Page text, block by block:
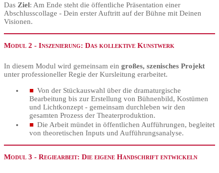
Das Ziel: Am Ende steht die öffentliche Präsentation einer
Abschlusscollage - Dein erster Auftritt auf der Bühne mit Deinen
Visionen.
Modul 2 - Inszenierung: Das kollektive Kunstwerk
In diesem Modul wird gemeinsam ein großes, szenisches Projekt
unter professioneller Regie der Kursleitung erarbeitet.
Von der Stückauswahl über die dramaturgische
Bearbeitung bis zur Erstellung von Bühnenbild, Kostümen
und Lichtkonzept - gemeinsam durchleben wir den
gesamten Prozess der Theaterproduktion.
Die Arbeit mündet in öffentlichen Aufführungen, begleitet
von theoretischen Inputs und Aufführungsanalyse.
Modul 3 - Regiearbeit: Die eigene Handschrift entwickeln